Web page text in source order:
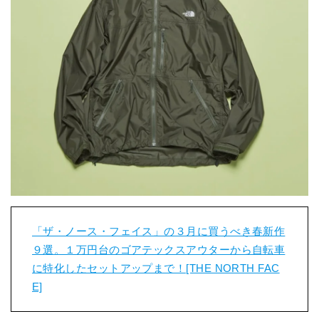
「ザ・ノース・フェイス」の３月に買うべき春新作
９選。１万円台のゴアテックスアウターから自転車
に特化したセットアップまで！[THE NORTH FAC
E]